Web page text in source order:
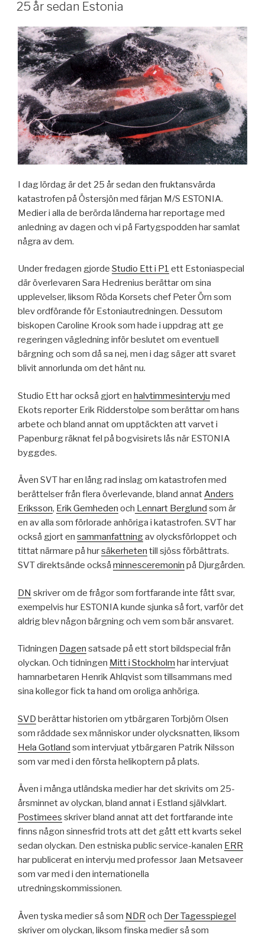
25 år sedan Estonia
I dag lördag är det 25 år sedan den fruktansvärda
katastrofen på Östersjön med färjan M/S ESTONIA.
Medier i alla de berörda länderna har reportage med
anledning av dagen och vi på Fartygspodden har samlat
några av dem.
Under fredagen gjorde Studio Ett i P1 ett Estoniaspecial
där överlevaren Sara Hedrenius berättar om sina
upplevelser, liksom Röda Korsets chef Peter Örn som
blev ordförande för Estoniautredningen. Dessutom
biskopen Caroline Krook som hade i uppdrag att ge
regeringen vägledning inför beslutet om eventuell
bärgning och som då sa nej, men i dag säger att svaret
blivit annorlunda om det hänt nu.
Studio Ett har också gjort en halvtimmesintervju med
Ekots reporter Erik Ridderstolpe som berättar om hans
arbete och bland annat om upptäckten att varvet i
Papenburg räknat fel på bogvisirets lås när ESTONIA
byggdes.
Även SVT har en lång rad inslag om katastrofen med
berättelser från flera överlevande, bland annatAnders
Eriksson, Erik Gemheden och Lennart Berglund som är
en av alla som förlorade anhöriga i katastrofen. SVT har
också gjort en sammanfattningav olycksförloppet och
tittat närmare på hursäkerheten till sjöss förbättrats.
SVT direktsände också minnesceremonin på Djurgården.
DN skriver om de frågor som fortfarande inte fått svar,
exempelvis hur ESTONIA kunde sjunka så fort, varför det
aldrig blev någon bärgning och vem som bär ansvaret.
Tidningen Dagen satsade på ett stort bildspecial från
olyckan. Och tidningen Mitt i Stockholm har intervjuat
hamnarbetaren Henrik Ahlqvist som tillsammans med
sina kollegor fick ta hand om oroliga anhöriga.
SVD berättar historien om ytbärgaren Torbjörn Olsen
som räddade sex människor under olycksnatten, liksom
Hela Gotland som intervjuat ytbärgaren Patrik Nilsson
som var med i den första helikoptern på plats.
Även i många utländska medier har det skrivits om 25-
årsminnet av olyckan, bland annat i Estland självklart.
Postimees skriver bland annat att det fortfarande inte
finns någon sinnesfrid trots att det gått ett kvarts sekel
sedan olyckan. Den estniska public service-kanalen ERR
har publicerat en intervju med professor Jaan Metsaveer
som var med i den internationella
utredningskommissionen.
Även tyska medier så som NDR och Der Tagesspiegel
skriver om olyckan, liksom finska medier så som